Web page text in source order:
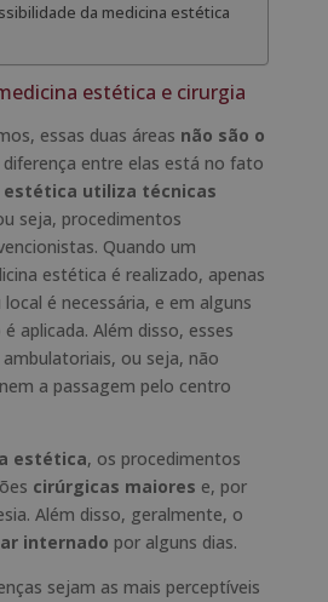
da medicina estética
estética e cirurgia
essas duas áreas não são o
diferença entre elas está no fato
estética utiliza técnicas
seja, procedimentos
Quando um
estética é realizado, apenas
é necessária, e em alguns
aplicada. Além disso, esses
ou seja, não
a passagem pelo centro
estética, os procedimentos
cirúrgicas maiores e, por
Além disso, geralmente, o
internado por alguns dias.
sejam as mais perceptíveis